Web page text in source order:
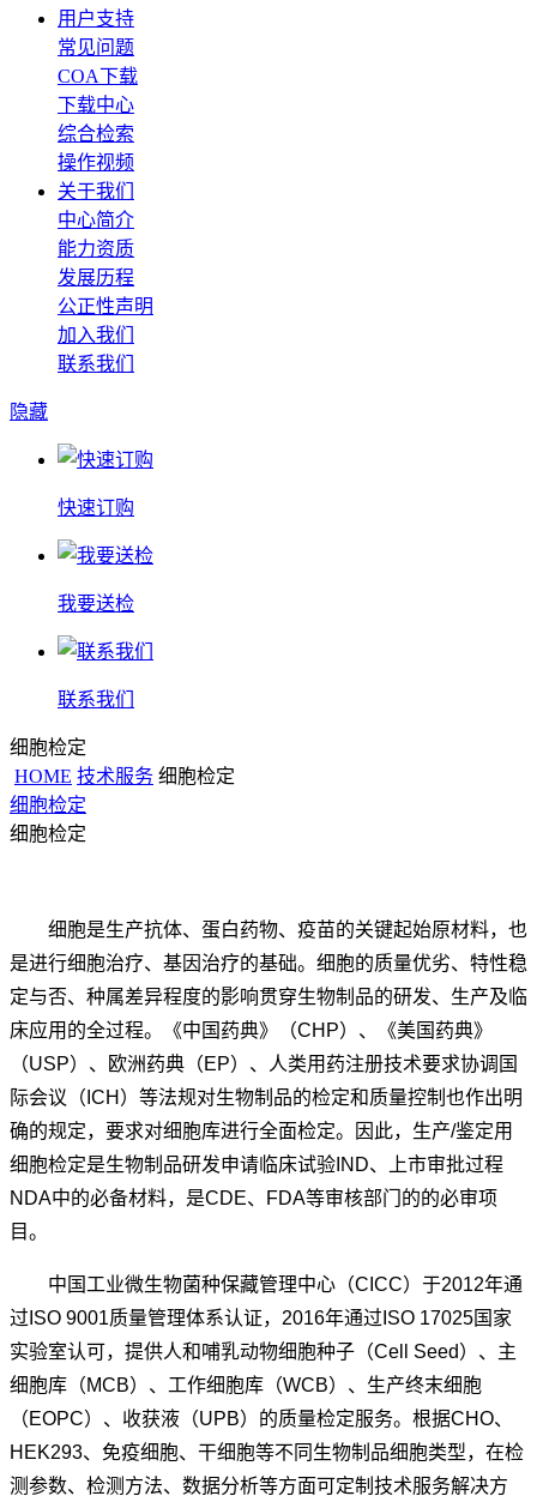
用户支持
常见问题
COA下载
下载中心
综合检索
操作视频
关于我们
中心简介
能力资质
发展历程
公正性声明
加入我们
联系我们
隐藏
快速订购
我要送检
联系我们
细胞检定
HOME 技术服务 细胞检定
细胞检定
细胞检定
细胞是生产抗体、蛋白药物、疫苗的关键起始原材料，也
是进行细胞治疗、基因治疗的基础。细胞的质量优劣、特性稳
定与否、种属差异程度的影响贯穿生物制品的研发、生产及临
床应用的全过程。《中国药典》（CHP）、《美国药典》
（USP）、欧洲药典（EP）、人类用药注册技术要求协调国
际会议（ICH）等法规对生物制品的检定和质量控制也作出明
确的规定，要求对细胞库进行全面检定。因此，生产/鉴定用
细胞检定是生物制品研发申请临床试验IND、上市审批过程
NDA中的必备材料，是CDE、FDA等审核部门的的必审项
目。
中国工业微生物菌种保藏管理中心（CICC）于2012年通
过ISO 9001质量管理体系认证，2016年通过ISO 17025国家
实验室认可，提供人和哺乳动物细胞种子（Cell Seed）、主
细胞库（MCB）、工作细胞库（WCB）、生产终末细胞
（EOPC）、收获液（UPB）的质量检定服务。根据CHO、
HEK293、免疫细胞、干细胞等不同生物制品细胞类型，在检
测参数、检测方法、数据分析等方面可定制技术服务解决方